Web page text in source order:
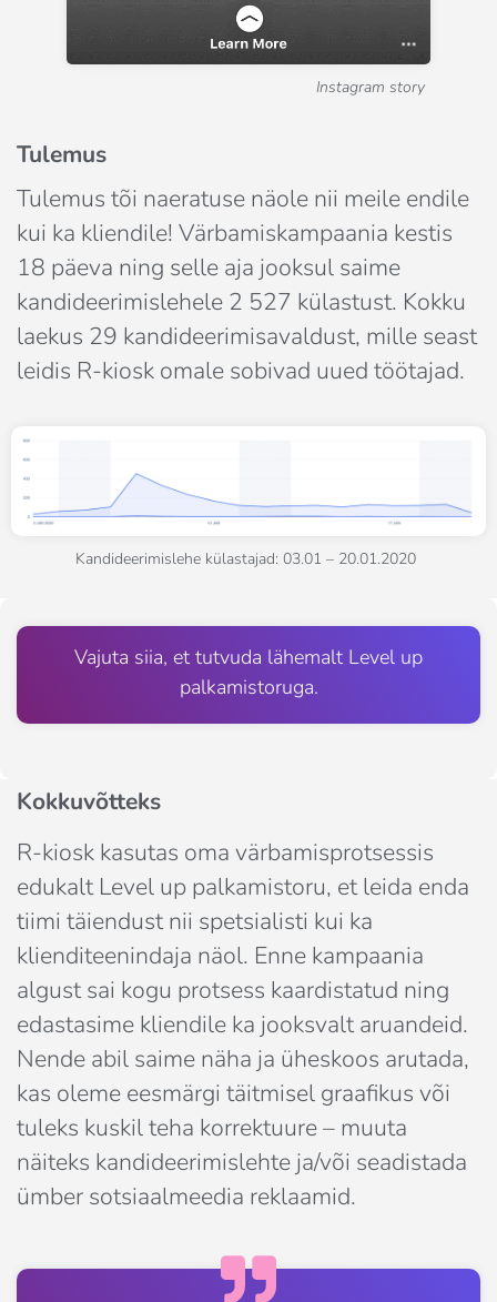
Instagram story
Tulemus
Tulemus tõi naeratuse näole nii meile endile
kui ka kliendile! Värbamiskampaania kestis
18 päeva ning selle aja jooksul saime
kandideerimislehele 2 527 külastust. Kokku
laekus 29 kandideerimisavaldust, mille seast
leidis R-kiosk omale sobivad uued töötajad.
Kandideerimislehe külastajad: 03.01 – 20.01.2020
Vajuta siia, et tutvuda lähemalt Level up
palkamistoruga.
Kokkuvõtteks
R-kiosk kasutas oma värbamisprotsessis
edukalt Level up palkamistoru, et leida enda
tiimi täiendust nii spetsialisti kui ka
klienditeenindaja näol. Enne kampaania
algust sai kogu protsess kaardistatud ning
edastasime kliendile ka jooksvalt aruandeid.
Nende abil saime näha ja üheskoos arutada,
kas oleme eesmärgi täitmisel graafikus või
tuleks kuskil teha korrektuure – muuta
näiteks kandideerimislehte ja/või seadistada
ümber sotsiaalmeedia reklaamid.